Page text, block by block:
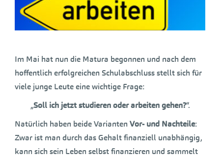
Im Mai hat nun die Matura begonnen und nach dem
hoffentlich erfolgreichen Schulabschluss stellt sich für
viele junge Leute eine wichtige Frage:
„Soll ich jetzt studieren oder arbeiten gehen?“.
Natürlich haben beide Varianten Vor- und Nachteile:
Zwar ist man durch das Gehalt finanziell unabhängig,
kann sich sein Leben selbst finanzieren und sammelt